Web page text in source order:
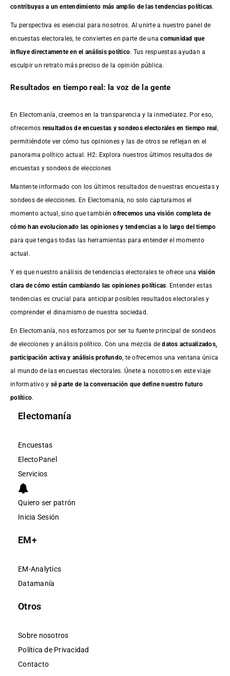
contribuyas a un entendimiento más amplio de las tendencias políticas.
Tu perspectiva es esencial para nosotros. Al unirte a nuestro panel de
encuestas electorales, te conviertes en parte de unacomunidad que
influye directamente en el análisis político. Tus respuestas ayudan a
esculpir un retrato más preciso de la opinión pública.
Resultados en tiempo real: la voz de la gente
En Electomanía, creemos en la transparencia y la inmediatez. Por eso,
ofrecemos resultados deencuestas y sondeos electorales en tiempo real
permitiéndote ver cómo tus opiniones y las de otros se reflejan en el
panorama político actual. H2: Explora nuestros últimos resultados de
encuestas y sondeos de elecciones
Mantente informado con los últimos resultados de nuestras encuestasy
sondeos de elecciones. En Electomania, no solo capturamos el
momento actual, sino que tambiénofrecemos una visión completa de
cómo han evolucionado las opiniones y tendencias a lo largo del tiempo
para que tengas todas las herramientas para entender el momento
actual.
Y es que nuestro análisis de tendencias electorales te ofrece una visión
clara de cómo están cambiando las opiniones políticas. Entender estas
tendencias es crucial para anticipar posibles resultados electorales y
comprender el dinamismo de nuestra sociedad.
En Electomanía, nos esforzamos por ser tu fuente principal de sondeos
de elecciones y análisis político. Con una mezcla dedatos actualizados,
participación activa y análisis profundo , te ofrecemos una ventana única
al mundo de las encuestas electorales. Únete a nosotros en este viaje
informativo y sé parte de la conversación que define nuestro futuro
político.
Electomanía
Encuestas
ElectoPanel
Servicios
Quiero ser patrón
Inicia Sesión
EM+
EM-Analytics
Datamanía
Otros
Sobre nosotros
Política de Privacidad
Contacto